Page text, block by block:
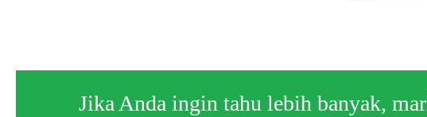
Jika Anda ingin tahu lebih banyak,